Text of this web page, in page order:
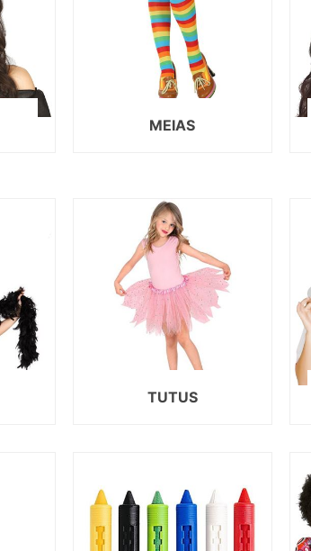
PHOTOBOOTH
CHÁ DO BEBÉ
CASAMENTOS
HALLOWEEN
CARNAVAL
DIA NAMORADOS
MEIAS
TUTUS